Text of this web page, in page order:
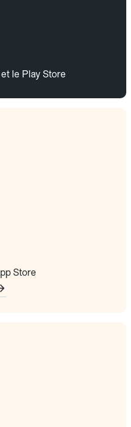
le Play Store
Store